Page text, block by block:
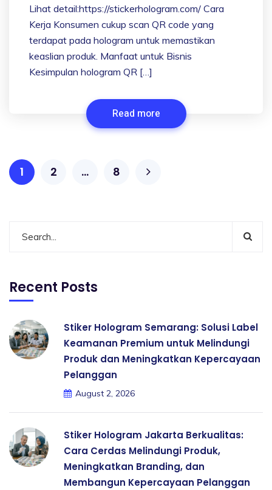
Lihat detail:https://stickerhologram.com/ Cara
Kerja Konsumen cukup scan QR code yang
terdapat pada hologram untuk memastikan
keaslian produk. Manfaat untuk Bisnis
Kesimpulan hologram QR […]
Read more
1 2 … 8
Recent Posts
Stiker Hologram Semarang: Solusi Label
Keamanan Premium untuk Melindungi
Produk dan Meningkatkan Kepercayaan
Pelanggan
August 2, 2026
Stiker Hologram Jakarta Berkualitas:
Cara Cerdas Melindungi Produk,
Meningkatkan Branding, dan
Membangun Kepercayaan Pelanggan